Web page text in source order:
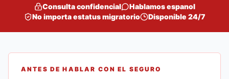
Consulta confidencial
Hablamos espanol
No importa estatus migratorio
Disponible 24/7
ANTES DE HABLAR CON EL SEGURO